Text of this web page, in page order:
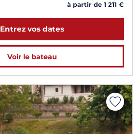
à partir de 1 211 €
Entrez vos dates
Voir le bateau